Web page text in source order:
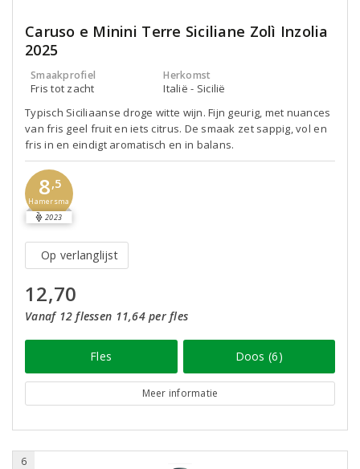
Caruso e Minini Terre Siciliane Zolì Inzolia
2025
Smaakprofiel
Fris tot zacht
Herkomst
Italië - Sicilië
Typisch Siciliaanse droge witte wijn. Fijn geurig, met nuances
van fris geel fruit en iets citrus. De smaak zet sappig, vol en
fris in en eindigt aromatisch en in balans.
8,5
Hamersma
2023
Op verlanglijst
12,70
Vanaf 12 flessen 11,64 per fles
Fles Doos (6)
Meer informatie
6